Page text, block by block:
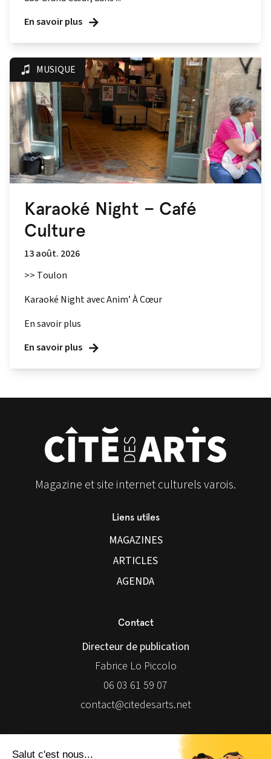
En savoir plus
MUSIQUE
Karaoké Night – Café
Culture
13 août. 2026
>> Toulon
Karaoké Night avec Anim’ À Cœur
En savoir plus
En savoir plus
Magazine et site internet culturels varois.
Liens utiles
MAGAZINES
ARTICLES
AGENDA
Contact
Directeur de publication
Fabrice Lo Piccolo
06 03 61 59 07
contact@citedesarts.net